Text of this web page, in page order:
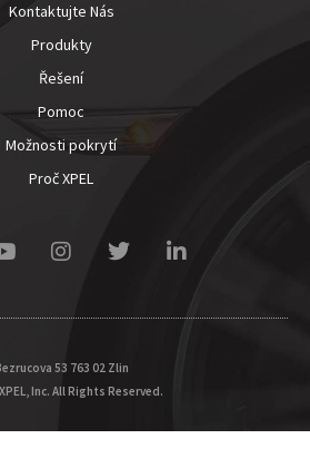
Kontaktujte Nás
Produkty
Řešení
Pomoc
Možnosti pokrytí
Proč XPEL
53 763 02 Zlin
Inc. All Rights Reserved.